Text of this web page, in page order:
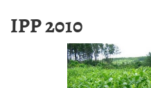
IPP 2010